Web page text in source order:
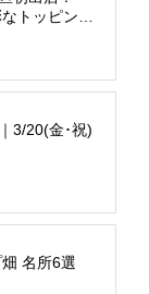
トッピング
3/20(金･祝)
畑 名所6選